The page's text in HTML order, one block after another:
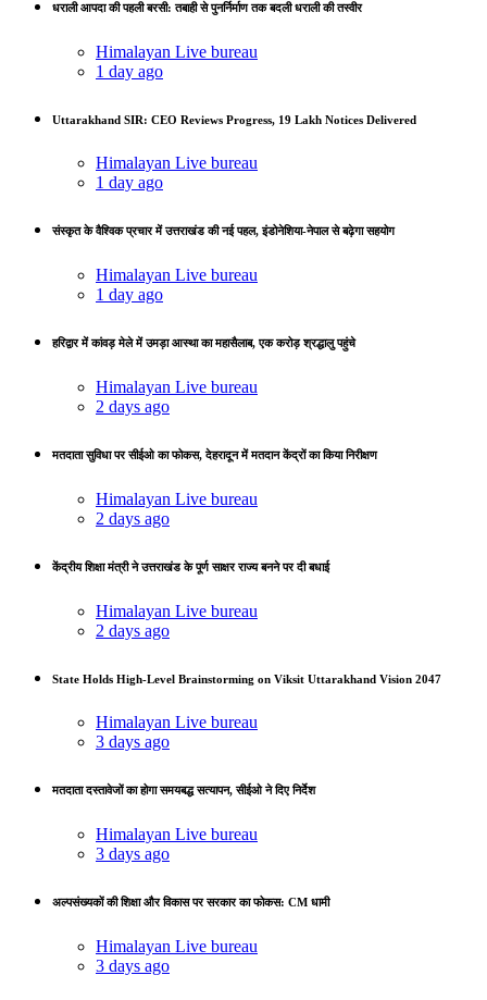
धराली आपदा की पहली बरसी: तबाही से पुनर्निर्माण तक बदली धराली की तस्वीर
Himalayan Live bureau
1 day ago
Uttarakhand SIR: CEO Reviews Progress, 19 Lakh Notices Delivered
Himalayan Live bureau
1 day ago
संस्कृत के वैश्विक प्रचार में उत्तराखंड की नई पहल, इंडोनेशिया-नेपाल से बढ़ेगा सहयोग
Himalayan Live bureau
1 day ago
हरिद्वार में कांवड़ मेले में उमड़ा आस्था का महासैलाब, एक करोड़ श्रद्धालु पहुंचे
Himalayan Live bureau
2 days ago
मतदाता सुविधा पर सीईओ का फोकस, देहरादून में मतदान केंद्रों का किया निरीक्षण
Himalayan Live bureau
2 days ago
केंद्रीय शिक्षा मंत्री ने उत्तराखंड के पूर्ण साक्षर राज्य बनने पर दी बधाई
Himalayan Live bureau
2 days ago
State Holds High-Level Brainstorming on Viksit Uttarakhand Vision 2047
Himalayan Live bureau
3 days ago
मतदाता दस्तावेजों का होगा समयबद्ध सत्यापन, सीईओ ने दिए निर्देश
Himalayan Live bureau
3 days ago
अल्पसंख्यकों की शिक्षा और विकास पर सरकार का फोकस: CM धामी
Himalayan Live bureau
3 days ago